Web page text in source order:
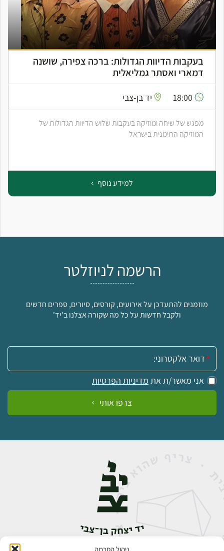
ניהול הסכמה
בעקבות הדיוות הגדולות: ברכה צפירה, שושנה
דמארי ואסתר גמליאלית
יד בן-צבי
מפגש של שיחה ומוזיקה בעקבות שלוש הדיוות הגדולות של
המוזיקה התימנית בישראל
למידע נוסף
הרשמה לניוזלטר
מוזמנים להתעדכן על אירועים, קורסים, סיורים, ספרים חדשים
ולקבל חדשות על כל מה שקורה אצלנו ב'יד'
אימייל:
אני מאשר/ת את מדיניות הפרטיות
צרפו אותי